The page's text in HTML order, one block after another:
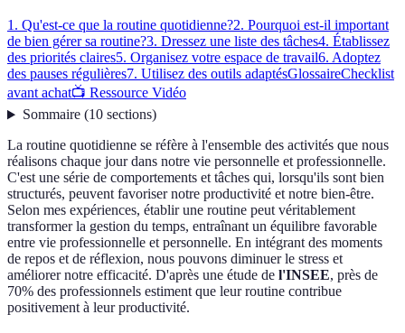
1. Qu'est-ce que la routine quotidienne?2. Pourquoi est-il important
de bien gérer sa routine?3. Dressez une liste des tâches4. Établissez
des priorités claires5. Organisez votre espace de travail6. Adoptez
des pauses régulières7. Utilisez des outils adaptésGlossaireChecklist
avant achat📺 Ressource Vidéo
Sommaire(10 sections)
La routine quotidienne se réfère à l'ensemble des activités que nous
réalisons chaque jour dans notre vie personnelle et professionnelle.
C'est une série de comportements et tâches qui, lorsqu'ils sont bien
structurés, peuvent favoriser notre productivité et notre bien-être.
Selon mes expériences, établir une routine peut véritablement
transformer la gestion du temps, entraînant un équilibre favorable
entre vie professionnelle et personnelle. En intégrant des moments
de repos et de réflexion, nous pouvons diminuer le stress et
améliorer notre efficacité. D'après une étude de l'INSEE, près de
70% des professionnels estiment que leur routine contribue
positivement à leur productivité.